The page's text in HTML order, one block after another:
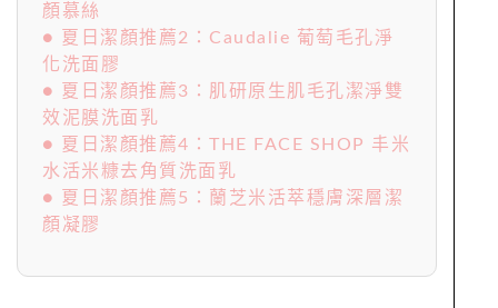
顏慕絲
● 夏日潔顏推薦2：Caudalie 葡萄毛孔淨
化洗面膠
● 夏日潔顏推薦3：肌研原生肌毛孔潔淨雙
效泥膜洗面乳
● 夏日潔顏推薦4：THE FACE SHOP 丰米
水活米糠去角質洗面乳
● 夏日潔顏推薦5：蘭芝米活萃穩膚深層潔
顏凝膠